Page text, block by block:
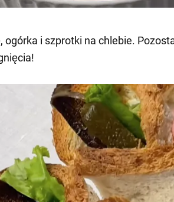
ogórka i szprotki na chlebie.